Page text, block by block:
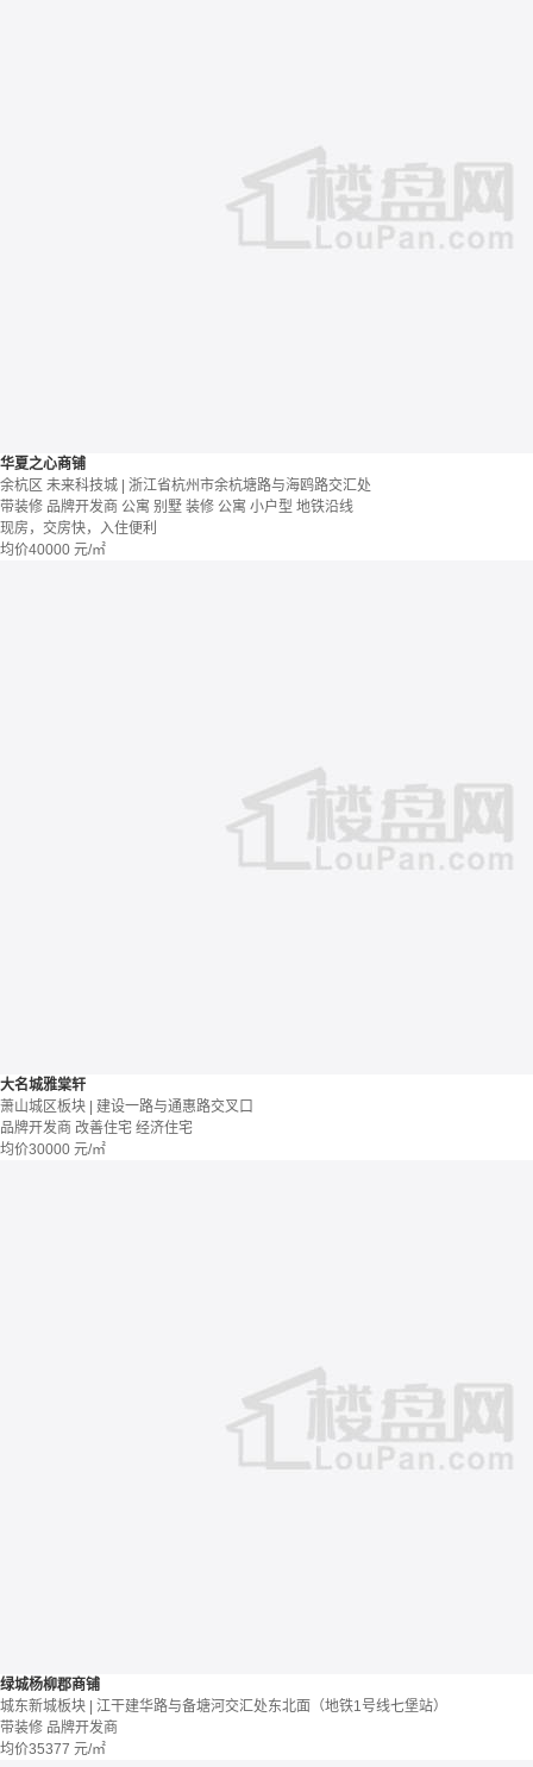
华夏之心商铺
余杭区 未来科技城 | 浙江省杭州市余杭塘路与海鸥路交汇处
带装修 品牌开发商 公寓 别墅 装修 公寓 小户型 地铁沿线
现房，交房快，入住便利
均价40000 元/㎡
大名城雅棠轩
萧山城区板块 | 建设一路与通惠路交叉口
品牌开发商 改善住宅 经济住宅
均价30000 元/㎡
绿城杨柳郡商铺
城东新城板块 | 江干建华路与备塘河交汇处东北面（地铁1号线七堡站）
带装修 品牌开发商
均价35377 元/㎡